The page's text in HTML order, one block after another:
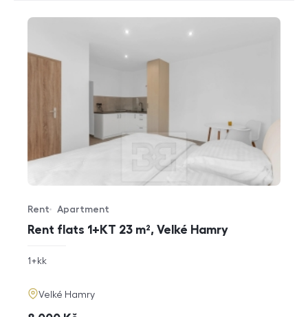
Rent flats 1+KT 23 m², Velké Hamry
Offer type
Rent
Property type
Apartment
rozměry
1+kk
adresa
Velké Hamry